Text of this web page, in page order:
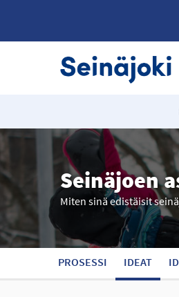
Seinäjoen
Miten sinä edistäisit
PROSESSI IDEAT